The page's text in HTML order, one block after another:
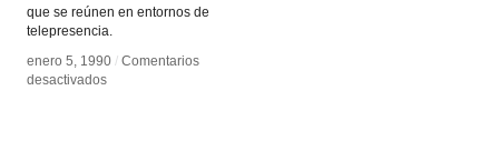
que se reúnen en entornos de
telepresencia.
enero 5, 1990 / Comentarios
desactivadosen
enero 5, 1990 / Comentarios
desactivadosen